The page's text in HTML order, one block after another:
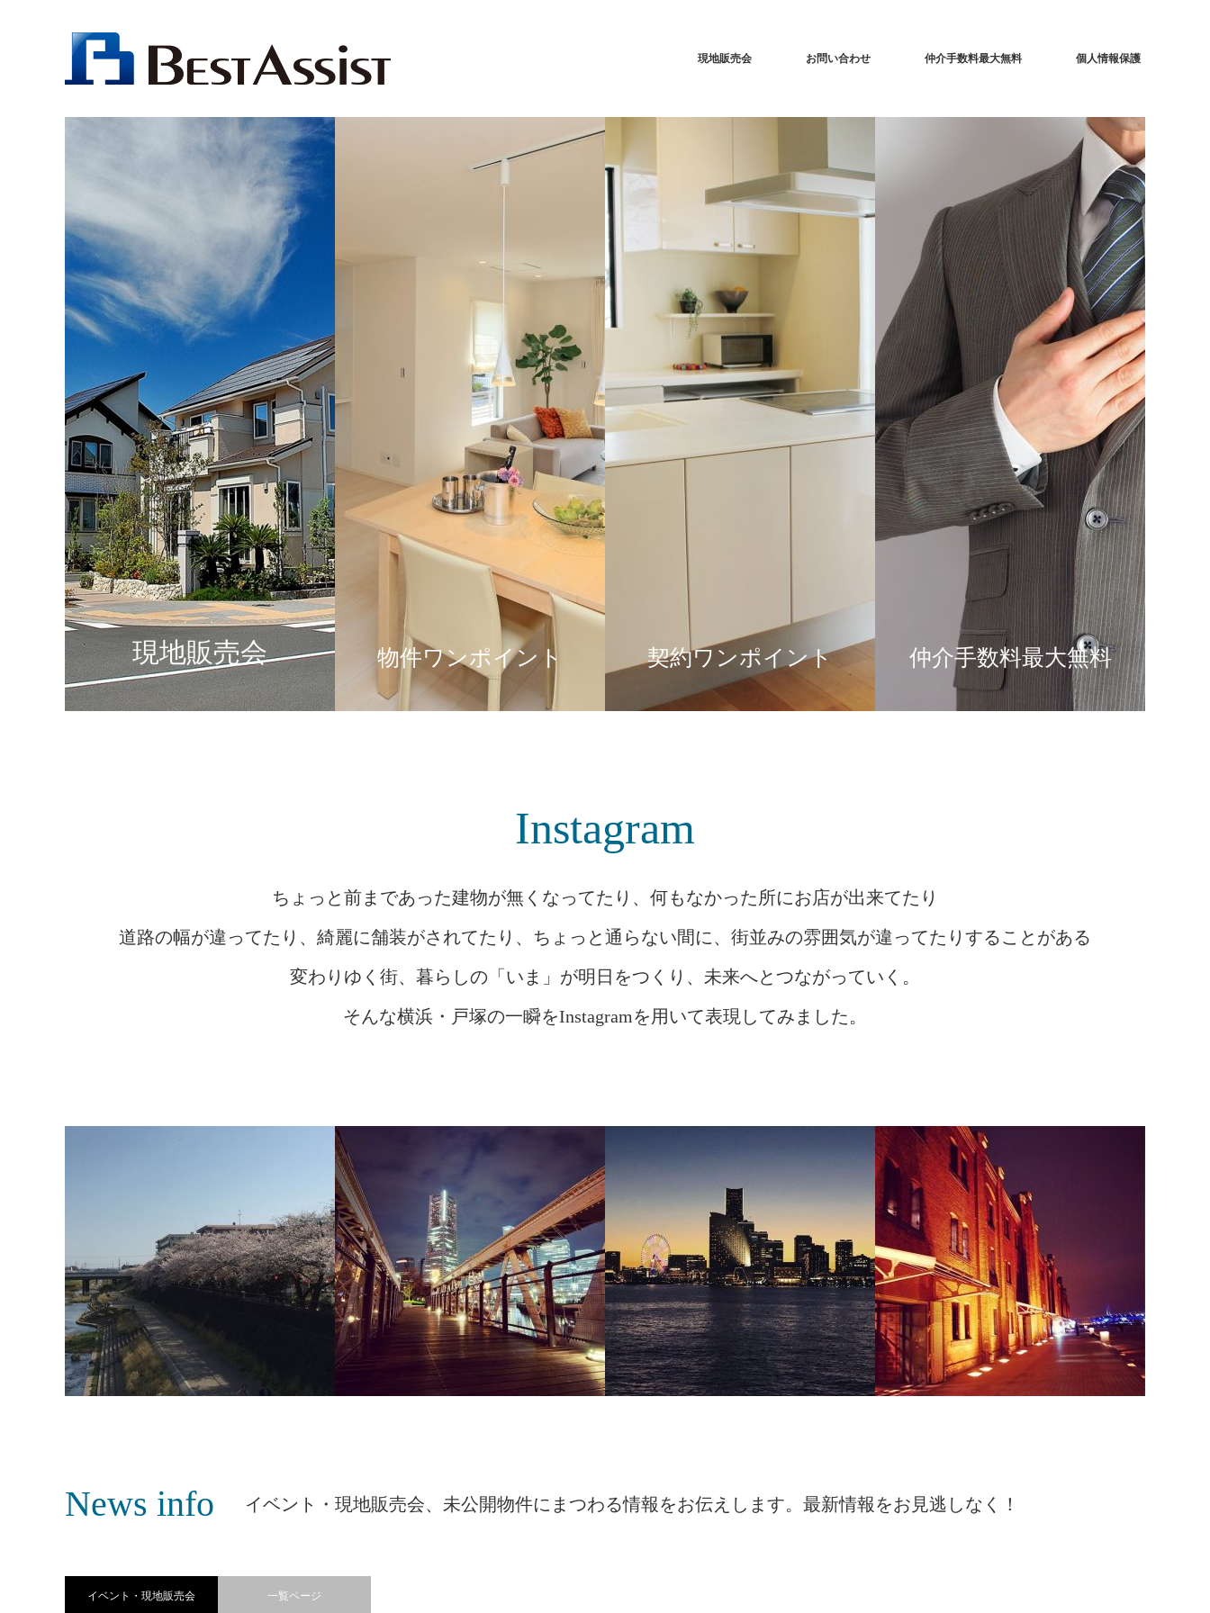
現地販売会 お問い合わせ 仲介手数料最大無料 個人情報保護
現地販売会 物件ワンポイント 契約ワンポイント 仲介手数料最大無料
Instagram
ちょっと前まであった建物が無くなってたり、何もなかった所にお店が出来てたり
道路の幅が違ってたり、綺麗に舗装がされてたり、ちょっと通らない間に、街並みの雰囲気が違ってたりすることがある
変わりゆく街、暮らしの「いま」が明日をつくり、未来へとつながっていく。
そんな横浜・戸塚の一瞬をInstagramを用いて表現してみました。
ワー
News info イベント・現地販売会、未公開物件にまつわる情報をお伝えします。最新情報をお見逃しなく！
イベント・現地販売会 一覧ページ